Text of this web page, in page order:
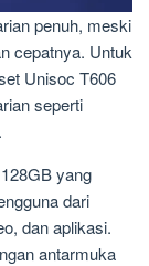
penuh, meski
cepatnya. Untuk
Unisoc T606
seperti
yang
dari
dan aplikasi.
antarmuka